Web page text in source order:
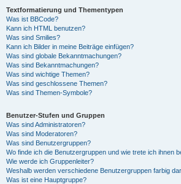
Textformatierung und Thementypen
Was ist BBCode?
Kann ich HTML benutzen?
Was sind Smilies?
Kann ich Bilder in meine Beiträge einfügen?
Was sind globale Bekanntmachungen?
Was sind Bekanntmachungen?
Was sind wichtige Themen?
Was sind geschlossene Themen?
Was sind Themen-Symbole?
Benutzer-Stufen und Gruppen
Was sind Administratoren?
Was sind Moderatoren?
Was sind Benutzergruppen?
Wo finde ich die Benutzergruppen und wie trete ich ihnen
Wie werde ich Gruppenleiter?
Weshalb werden verschiedene Benutzergruppen farbig
Was ist eine Hauptgruppe?